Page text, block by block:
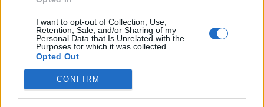
I want to opt-out of Collection, Use,
Retention, Sale, and/or Sharing of my
Personal Data that Is Unrelated with the
Purposes for which it was collected.
Opted Out
CONFIRM
4ου ΓΕΛ Καρδίτσας
Στο Δημοτικό Στάδιο Νίκαιας τελείωσε το όμορφο ταξίδι για
την ομάδα κοριτσιών ποδοσφαίρου του 4ου ΓΕΛ
Καρδίτσας, καθώς ηττήθηκε από το ΓΕΛ Χρυσοπηγής